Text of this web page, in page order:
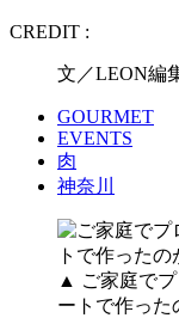
CREDIT :
文／LEON編
GOURMET
EVENTS
肉
神奈川
▲ ご家庭で
ートで作った